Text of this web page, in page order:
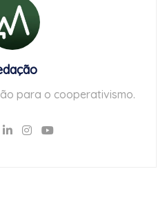
para o cooperativismo.